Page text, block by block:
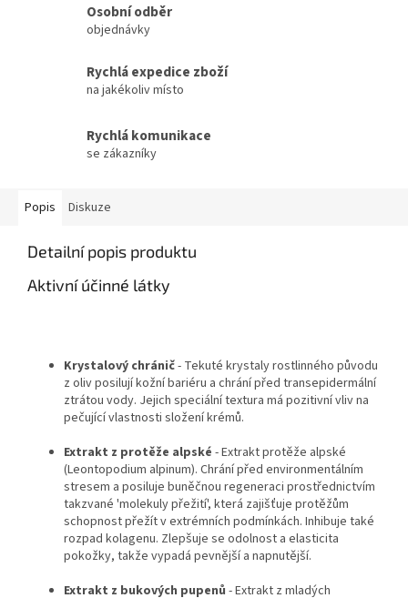
Osobní odběr
objednávky
Rychlá expedice zboží
na jakékoliv místo
Rychlá komunikace
se zákazníky
Popis Diskuze
Detailní popis produktu
Aktivní účinné látky
Krystalový chránič- Tekuté krystaly rostlinného původu
z oliv posilují kožní bariéru a chrání před transepidermální
ztrátou vody. Jejich speciální textura má pozitivní vliv na
pečující vlastnosti složení krémů.
Extrakt z protěže alpské - Extrakt protěže alpské
(Leontopodium alpinum). Chrání před environmentálním
stresem a posiluje buněčnou regeneraci prostřednictvím
takzvané 'molekuly přežití', která zajišťuje protěžům
schopnost přežít v extrémních podmínkách. Inhibuje také
rozpad kolagenu. Zlepšuje se odolnost a elasticita
pokožky, takže vypadá pevnější a napnutější.
Extrakt z bukových pupenů - Extrakt z mladých